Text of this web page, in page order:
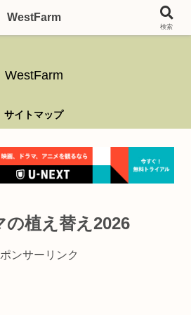
ャンプ、釣り、乗り物、DIYなど難しい事はさ
WestFarm
サイトマップ
の植え替え2026
ンサーリンク
WestFarm
検索